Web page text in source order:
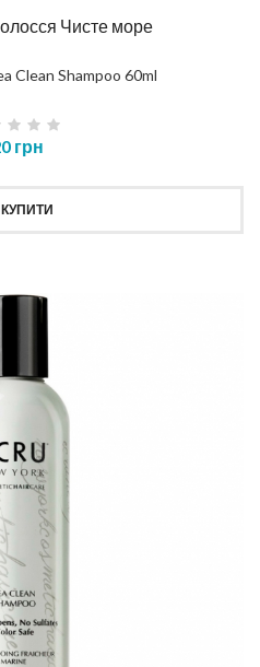
Чисте море
Clean Shampoo 60ml
грн
КУПИТИ